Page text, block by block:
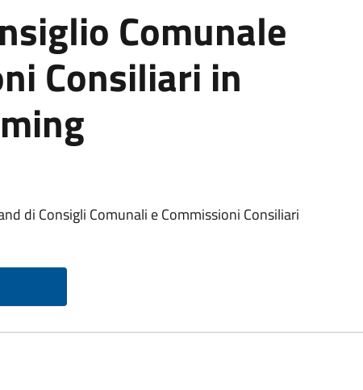
Comunale
Consiliari in
di Consigli Comunali e Commissioni Consiliari